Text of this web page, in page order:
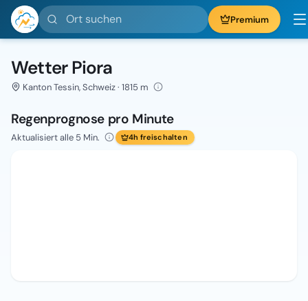
Ort suchen Premium
Wetter Piora
Kanton Tessin, Schweiz · 1815 m
Regenprognose pro Minute
Aktualisiert alle 5 Min. 4h freischalten